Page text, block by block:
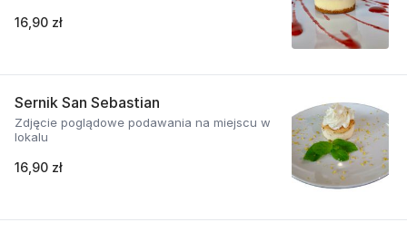
16,90 zł
Sernik San Sebastian
Zdjęcie poglądowe podawania na miejscu w
lokalu
16,90 zł